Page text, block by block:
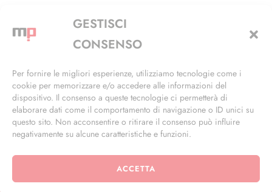
GESTISCI
CONSENSO
Per fornire le migliori esperienze, utilizziamo tecnologie come i
cookie per memorizzare e/o accedere alle informazioni del
dispositivo. Il consenso a queste tecnologie ci permetterà di
elaborare dati come il comportamento di navigazione o ID unici su
questo sito. Non acconsentire o ritirare il consenso può influire
negativamente su alcune caratteristiche e funzioni.
ACCETTA
Via Alfieri, 27 - Trezzano Sul Naviglio (MI)
+39 02 4846 3155
info@masterphil.it